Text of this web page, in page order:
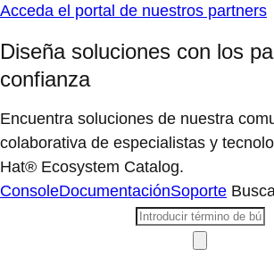
Acceda el portal de nuestros partners
Diseña soluciones con los
confianza
Encuentra soluciones de nuestra
colaborativa de especialistas y
Hat® Ecosystem Catalog.
ConsoleDocumentaciónSoporte